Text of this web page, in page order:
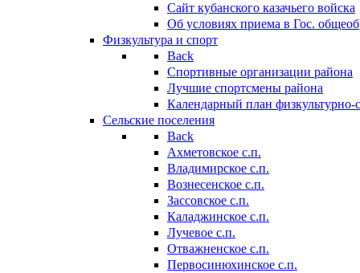
Cайт кубанского казачьего войска
Об условиях приема в Гос.
Физкультура и спорт
Back
Спортивные организации района
Лучшие спортсмены района
Календарный план
Сельские поселения
Back
Ахметовское с.п.
Владимирское с.п.
Вознесенское с.п.
Зассовское с.п.
Каладжинское с.п.
Лучевое с.п.
Отважненское с.п.
Первосинюхинское с.п.